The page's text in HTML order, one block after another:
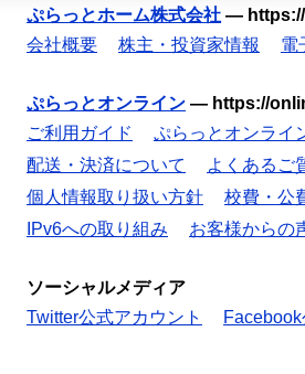
ぷらっとホーム株式会社 —
会社概要
株主・投資家情報 電
ぷらっとオンライン — https://
ご利用ガイド
ぷらっとオンライ
配送・決済について
よくあるご
個人情報取り扱い方針
校費・公
IPv6への取り組み
お客様からの
ソーシャルメディア
Twitter公式アカウント